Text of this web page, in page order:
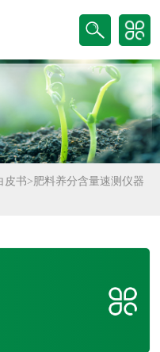
皮书>肥料养分含量速测仪器